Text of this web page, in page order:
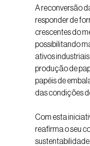
A reconversão
responder de
crescentes do
possibilitando
ativos
produção de
papéis de
das condições
Com esta
reafirma o seu